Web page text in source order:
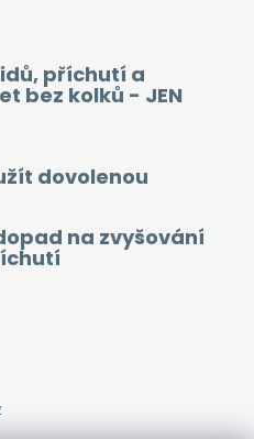
příchutí a
bez kolků - JEN
dovolenou
na zvyšování